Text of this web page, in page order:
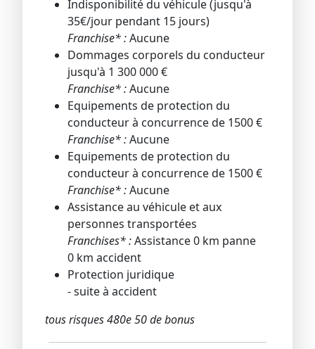
Indisponibilité du véhicule (jusqu'à
35€/jour pendant 15 jours)
Franchise* :Aucune
Dommages corporels du conducteur
jusqu'à 1 300 000 €
Franchise* :Aucune
Equipements de protection du
conducteur à concurrence de 1500 €
Franchise* :Aucune
Equipements de protection du
conducteur à concurrence de 1500 €
Franchise* :Aucune
Assistance au véhicule et aux
personnes transportées
Franchises* :Assistance 0 km panne
0 km accident
Protection juridique
- suite à accident
tous risques 480e 50 de bonus